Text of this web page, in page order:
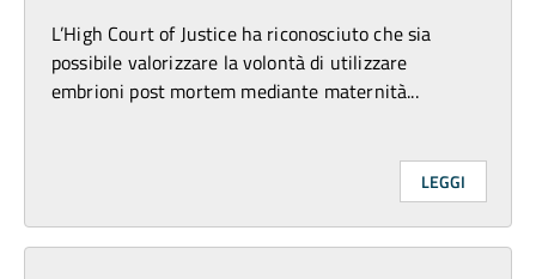
L’High Court of Justice ha riconosciuto che sia
possibile valorizzare la volontà di utilizzare
embrioni post mortem mediante maternità...
LEGGI